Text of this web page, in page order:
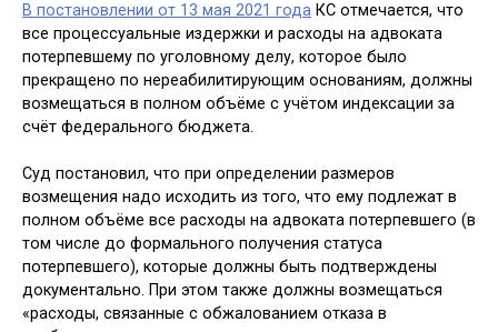
В постановлении от 13 мая 2021 года КС отмечается, что
все процессуальные издержки и расходы на адвоката
потерпевшему по уголовному делу, которое было
прекращено по нереабилитирующим основаниям, должны
возмещаться в полном объёме с учётом индексации за
счёт федерального бюджета.
Суд постановил, что при определении размеров
возмещения надо исходить из того, что ему подлежат в
полном объёме все расходы на адвоката потерпевшего (в
том числе до формального получения статуса
потерпевшего), которые должны быть подтверждены
документально. При этом также должны возмещаться
«расходы, связанные с обжалованием отказа в